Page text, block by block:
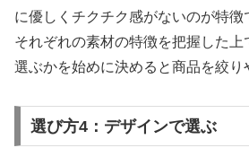
に優しくチクチク感がないのが特徴
それぞれの素材の特徴を把握した
選ぶかを始めに決めると商品を絞り
選び方4：デザインで選ぶ